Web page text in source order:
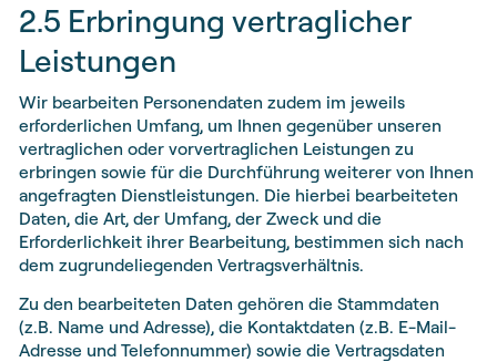
2.5 Erbringung vertraglicher
Leistungen
Wir bearbeiten Personendaten zudem im jeweils
erforderlichen Umfang, um Ihnen gegenüber unseren
vertraglichen oder vorvertraglichen Leistungen zu
erbringen sowie für die Durchführung weiterer von Ihnen
angefragten Dienstleistungen. Die hierbei bearbeiteten
Daten, die Art, der Umfang, der Zweck und die
Erforderlichkeit ihrer Bearbeitung, bestimmen sich nach
dem zugrundeliegenden Vertragsverhältnis.
Zu den bearbeiteten Daten gehören die Stammdaten
(z.B. Name und Adresse), die Kontaktdaten (z.B. E-Mail-
Adresse und Telefonnummer) sowie die Vertragsdaten